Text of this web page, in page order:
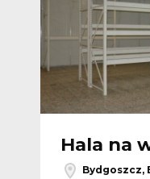
Hala na
Bydgoszcz,